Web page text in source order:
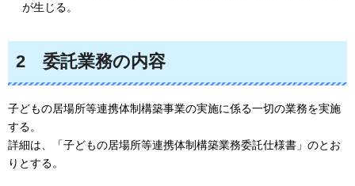
が生じる。
2 委託業務の内容
子どもの居場所等連携体制構築事業の実施に係る一切の業務を実施
する。
詳細は、「子どもの居場所等連携体制構築業務委託仕様書」のとお
りとする。